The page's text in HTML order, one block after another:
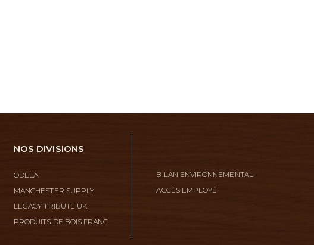
NOS DIVISIONS
ODELA
MANCHESTER SUPPLY
LEGACY TRIBUTE UK
PRODUITS DE BOIS FRANC
BILAN ENVIRONNEMENTAL
ACCÈS EMPLOYÉ